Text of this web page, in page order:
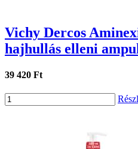
Vichy Dercos
hajhullás elleni
39 420 Ft